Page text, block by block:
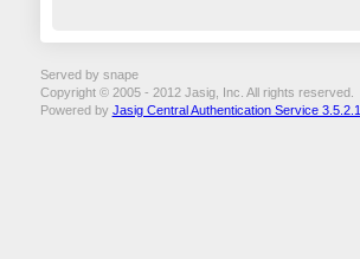
Served by snape
Copyright © 2005 - 2012 Jasig, Inc. All rights reserved.
Powered by Jasig Central Authentication Service 3.5.2.1